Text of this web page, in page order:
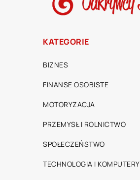
KATEGORIE
BIZNES
FINANSE OSOBISTE
MOTORYZACJA
PRZEMYSŁ I ROLNICTWO
SPOŁECZEŃSTWO
TECHNOLOGIA I KOMPUTERY